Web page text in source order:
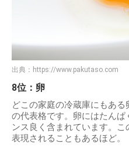
出典： https://www.pakutaso.com
8位：卵
どこの家庭の冷蔵庫にもあ
の代表格です。卵にはたん
ンス良く含まれています。
表現されることもあるほど。